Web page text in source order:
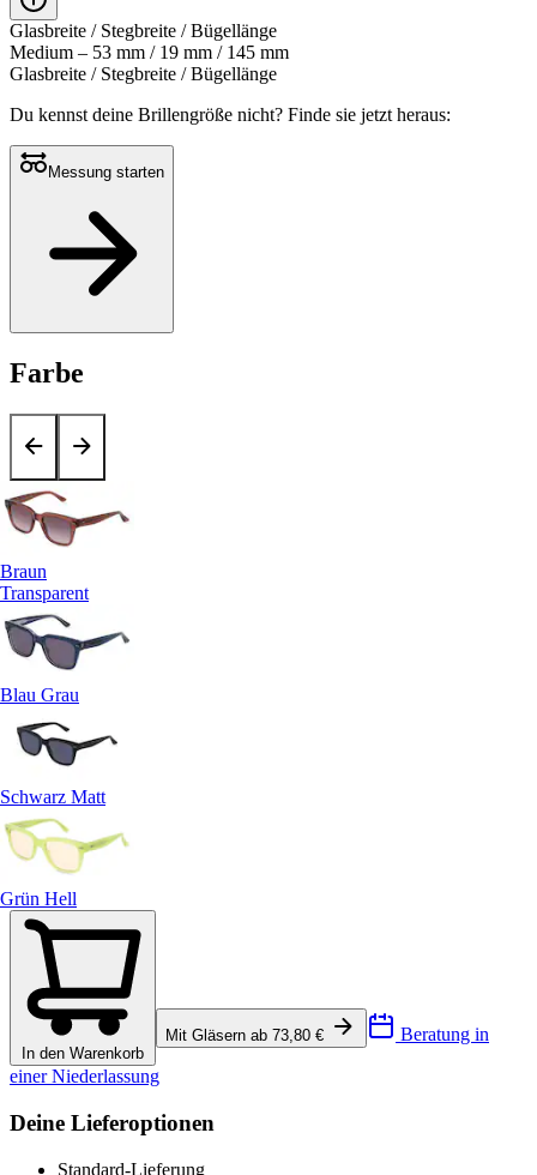
Glasbreite / Stegbreite / Bügellänge
Medium – 53 mm / 19 mm / 145 mm
Glasbreite / Stegbreite / Bügellänge
Du kennst deine Brillengröße nicht? Finde sie jetzt heraus:
Messung starten
Farbe
Braun
Transparent
Blau Grau
Schwarz Matt
Grün Hell
In den Warenkorb
Mit Gläsern ab 73,80 € Beratung in
einer Niederlassung
Deine Lieferoptionen
Standard-Lieferung